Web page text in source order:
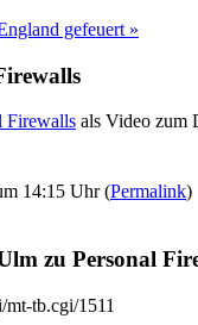
gefeuert »
Firewalls als Video zum
14:15 Uhr (Permalink)
zu Personal
tb.cgi/1511